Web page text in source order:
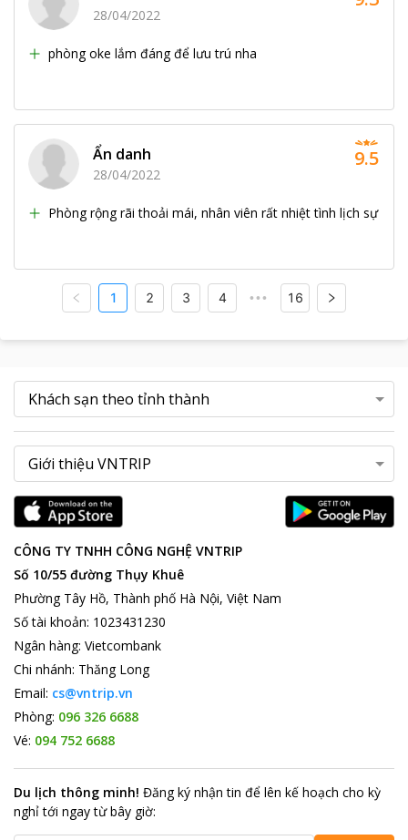
28/04/2022
phòng oke lắm đáng để lưu trú nha
Ẩn danh
28/04/2022
Phòng rộng rãi thoải mái, nhân viên rất nhiệt tình lịch sự
9.5
1 2 3 4 ••• 16
CÔNG TY TNHH CÔNG NGHỆ VNTRIP
Số 10/55 đường Thụy Khuê
Phường Tây Hồ, Thành phố Hà Nội, Việt Nam
Số tài khoản: 1023431230
Ngân hàng: Vietcombank
Chi nhánh: Thăng Long
Email: cs@vntrip.vn
Phòng: 096 326 6688
Vé: 094 752 6688
Du lịch thông minh! Đăng ký nhận tin để lên kế hoạch cho kỳ
nghỉ tới ngay từ bây giờ: